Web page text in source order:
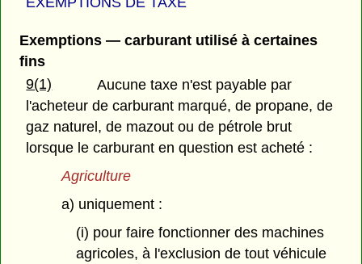
Exemptions — carburant utilisé à certaines
fins
9(1)
Aucune taxe n'est payable par
l'acheteur de carburant marqué, de propane, de
gaz naturel, de mazout ou de pétrole brut
lorsque le carburant en question est acheté :
Agriculture
a) uniquement :
(i) pour faire fonctionner des machines
agricoles, à l'exclusion de tout véhicule